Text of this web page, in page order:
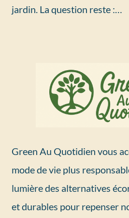
jardin. La question reste :…
Green Au Quotidien vous
mode de vie plus
lumière des alternatives
et durables pour repenser